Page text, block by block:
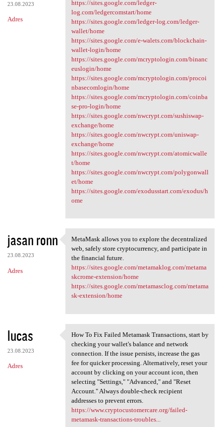
23.08.2023
Adres
https://sites.google.com/ledger-
log.com/ledgercomstart/home
https://sites.google.com/ledger-log.com/ledger-
wallet/home
https://sites.google.com/e-walets.com/blockchain-
wallet-login/home
https://sites.google.com/mcryptologin.com/binanc
euslogin/home
https://sites.google.com/mcryptologin.com/procoi
nbasecomlogin/home
https://sites.google.com/mcryptologin.com/coinba
se-pro-login/home
https://sites.google.com/nwcrypt.com/sushiswap-
exchange/home
https://sites.google.com/nwcrypt.com/uniswap-
exchange/home
https://sites.google.com/nwcrypt.com/atomicwalle
t/home
https://sites.google.com/nwcrypt.com/polygonwall
et/home
https://sites.google.com/exodusstart.com/exodus/h
ome
jasan ronn
23.08.2023
Adres
MetaMask allows you to
MetaMask allows you to explore the decentralized
web, safely store cryptocurrency, and participate in
the financial future.
https://sites.google.com/metamaklog.com/metama
skcrome-extension/home
https://sites.google.com/metamasclog.com/metama
sk-extension/home
lucas
23.08.2023
Adres
How To Fix Failed Metamask
How To Fix Failed Metamask Transactions, start by
checking your wallet's balance and network
connection. If the issue persists, increase the gas
fee for quicker processing. Alternatively, reset your
account by clicking on your account icon, then
selecting "Settings," "Advanced," and "Reset
Account." Always double-check recipient
addresses to prevent errors.
https://www.cryptocustomercare.org/failed-
metamask-transactions-troubles...